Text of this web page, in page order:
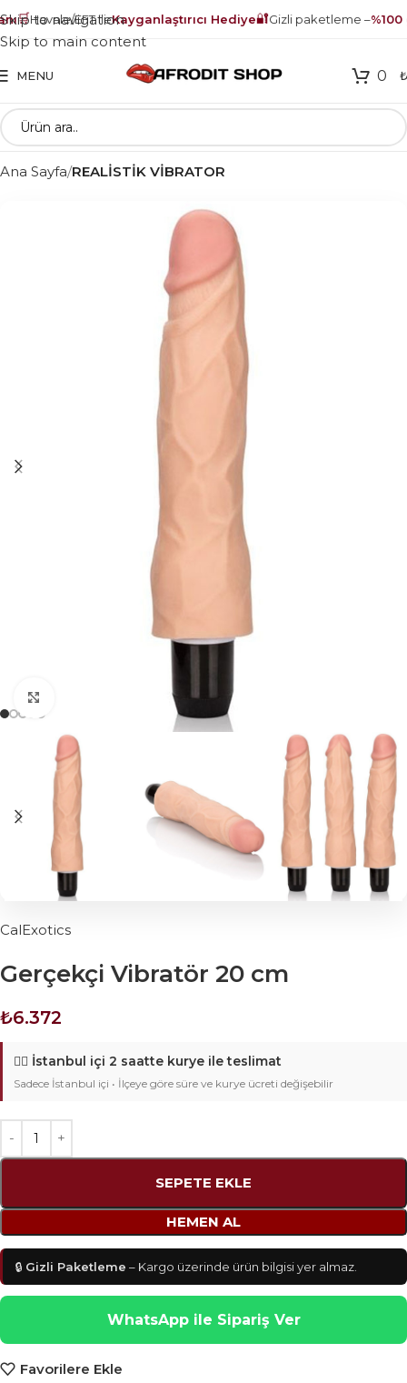
🛒Havale/EFT ileKayganlaştırıcı Hediye🔐Gizli paketleme – %100
Skip to navigation
Skip to main content
MENU 0 ₺
Ana Sayfa REALİSTİK VİBRATOR
CalExotics
Gerçekçi Vibratör 20 cm
₺6.372
🚴‍♂️ İstanbul içi 2 saatte kurye ile teslimat
Sadece İstanbul içi • İlçeye göre süre ve kurye ücreti değişebilir
SEPETE EKLE
HEMEN AL
🔒 Gizli Paketleme – Kargo üzerinde ürün bilgisi yer almaz.
WhatsApp ile Sipariş Ver
Favorilere Ekle